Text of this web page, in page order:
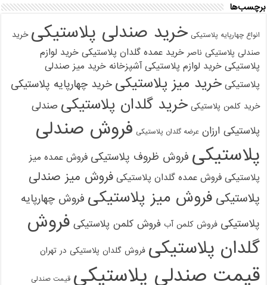
برچسب‌ها
انواع چهارپایه پلاستیکی خرید صندلی پلاستیکی خرید
صندلی پلاستیکی ناصر خرید عمده گلدان پلاستیکی خرید لوازم
پلاستیکی خرید لوازم پلاستیکی آشپزخانه خرید میز صندلی
پلاستیکی خرید میز پلاستیکی خرید چهارپایه پلاستیکی
خرید کلمن پلاستیکی خرید گلدان پلاستیکی صندلی
پلاستیکی ارزان عرضه گلدان پلاستیکی فروش صندلی
پلاستیکی فروش ظروف پلاستیکی فروش عمده میز
پلاستیکی فروش عمده گلدان پلاستیکی فروش میز صندلی
پلاستیکی فروش میز پلاستیکی فروش چهارپایه
پلاستیکی فروش کلمن آب فروش کلمن پلاستیکی فروش
گلدان پلاستیکی فروش گلدان پلاستیکی در تهران
قیمت صندلی پلاستیکی قیمت صندلی